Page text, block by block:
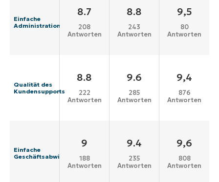
Einfache
Administration
8.7
208
Antworten
8.8
243
Antworten
9,5
80
Antworten
Qualität des
Kundensupports
8.8
222
Antworten
9.6
285
Antworten
9,4
876
Antworten
Einfache
Geschäftsabwicklung
9
188
Antworten
9.4
235
Antworten
9,6
808
Antworten